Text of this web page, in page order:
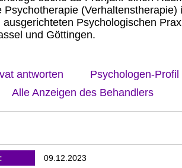
Psychotherapie (Verhaltenstherapie)
ausgerichteten Psychologischen
und Göttingen.
antworten
Psychologen-Profil
Alle Anzeigen des Behandlers
09.12.2023